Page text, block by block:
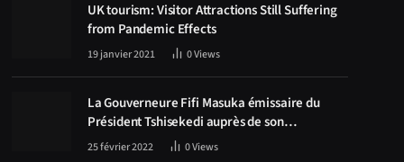
UK tourism: Visitor Attractions Still Suffering
from Pandemic Effects
19 janvier 2021 0Views
La Gouverneure Fifi Masuka émissaire du
Président Tshisekedi auprès de son
homologue Zambien Hichilema, la
25 février 2022 0Views